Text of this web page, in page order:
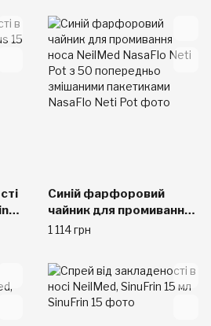
Синій фарфоровий
чайник для промивання
носа NeilMed NasaFlo
попередньо змішаними
пакетиками
1 114 грн